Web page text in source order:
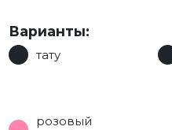
Варианты:
тату
розовый